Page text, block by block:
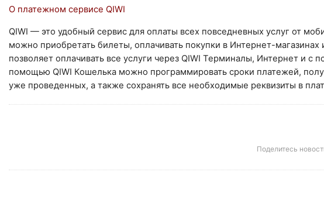
О платежном сервисе QIWI
QIWI — это удобный сервис для оплаты всех повседневных услуг от
можно приобретать билеты, оплачивать покупки в Интернет-
позволяет оплачивать все услуги через QIWI Терминалы, Интернет и
помощью QIWI Кошелька можно программировать сроки платежей,
уже проведенных, а также сохранять все необходимые реквизиты в
Поделитесь